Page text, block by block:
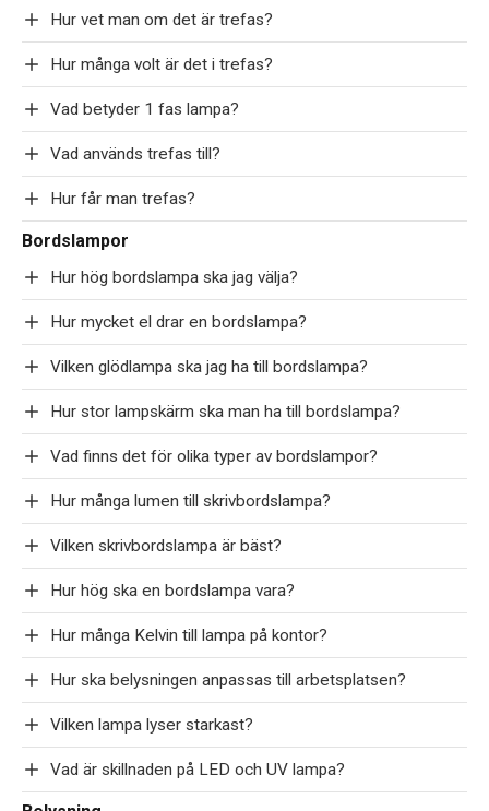
Hur vet man om det är trefas?
Hur många volt är det i trefas?
Vad betyder 1 fas lampa?
Vad används trefas till?
Hur får man trefas?
Bordslampor
Hur hög bordslampa ska jag välja?
Hur mycket el drar en bordslampa?
Vilken glödlampa ska jag ha till bordslampa?
Hur stor lampskärm ska man ha till bordslampa?
Vad finns det för olika typer av bordslampor?
Hur många lumen till skrivbordslampa?
Vilken skrivbordslampa är bäst?
Hur hög ska en bordslampa vara?
Hur många Kelvin till lampa på kontor?
Hur ska belysningen anpassas till arbetsplatsen?
Vilken lampa lyser starkast?
Vad är skillnaden på LED och UV lampa?